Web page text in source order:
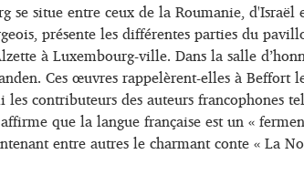
se situe entre ceux de la Roumanie,
présente les différentes parties du
à Luxembourg-ville. Dans la salle
Ces œuvres rappelèrent-elles à
contributeurs des auteurs francophones
que la langue française est un «
entre autres le charmant conte « La